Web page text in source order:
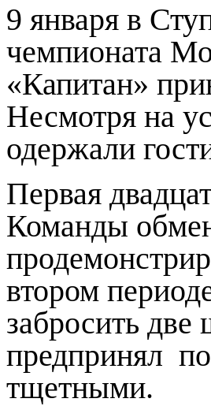
9 января в
чемпионата
«Капитан»
Несмотря на
одержали
Первая
Команды
втором
забросить
предпринял
тщетными.